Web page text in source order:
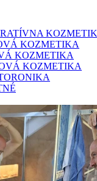
KOZMETIKA
KOZMETIKA
KOZMETIKA